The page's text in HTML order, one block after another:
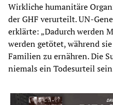
Wirkliche humanitäre
der GHF verurteilt. UN-
erklärte: „Dadurch werden
werden getötet, während
Familien zu ernähren. Die
niemals ein Todesurteil